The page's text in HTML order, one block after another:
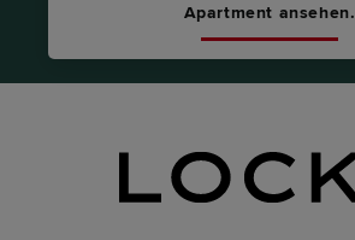
Apartment ansehen.